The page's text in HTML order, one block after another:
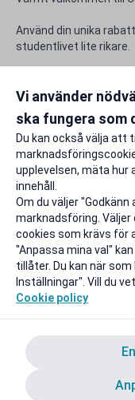
Använd din unika
studentlivet lite rikare.
Rabattfakta
Rapportera ett
Vi använder
ska fungera som
Du kan också välja att
upplevelsen, mäta hur
innehåll.
Om du väljer
marknadsföring. Väljer
cookies som krävs för
"Anpassa mina val"
tillåter. Du kan när
Inställningar". Vill du
Cookie policy